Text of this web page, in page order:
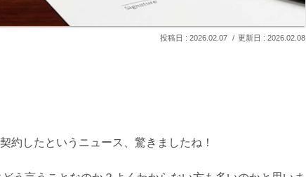
2026.02.07 2026.02.08
約したというニュース、驚きましたね！